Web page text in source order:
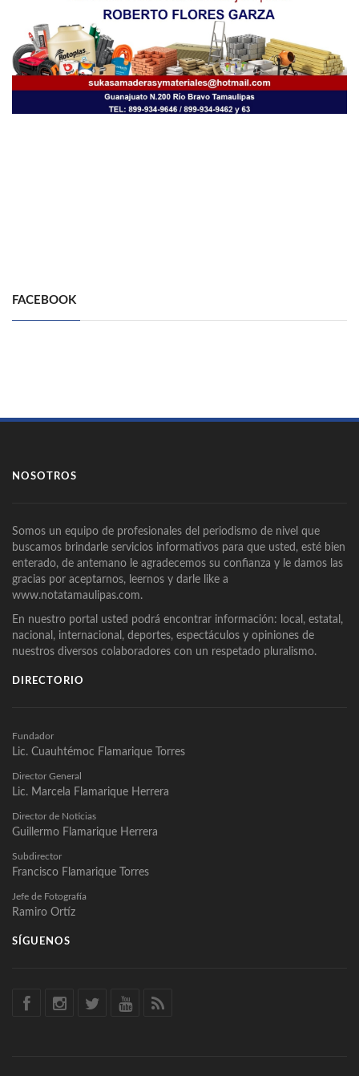
FACEBOOK
NOSOTROS
Somos un equipo de profesionales del periodismo de nivel que
buscamos brindarle servicios informativos para que usted, esté bien
enterado, de antemano le agradecemos su confianza y le damos las
gracias por aceptarnos, leernos y darle like a
www.notatamaulipas.com.
En nuestro portal usted podrá encontrar información: local, estatal,
nacional, internacional, deportes, espectáculos y opiniones de
nuestros diversos colaboradores con un respetado pluralismo.
DIRECTORIO
Fundador
Lic. Cuauhtémoc Flamarique Torres
Director General
Lic. Marcela Flamarique Herrera
Director de Noticias
Guillermo Flamarique Herrera
Subdirector
Francisco Flamarique Torres
Jefe de Fotografía
Ramiro Ortíz
SÍGUENOS